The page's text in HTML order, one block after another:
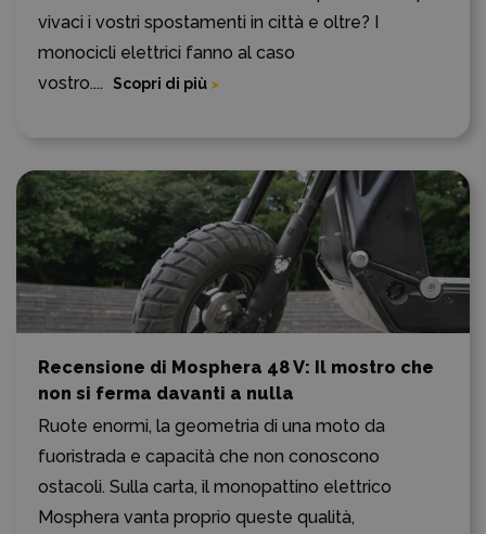
vivaci i vostri spostamenti in città e oltre? I
monocicli elettrici fanno al caso
vostro....
Scopri di più
Recensione di Mosphera 48 V: Il mostro che
non si ferma davanti a nulla
Ruote enormi, la geometria di una moto da
fuoristrada e capacità che non conoscono
ostacoli. Sulla carta, il monopattino elettrico
Mosphera vanta proprio queste qualità,